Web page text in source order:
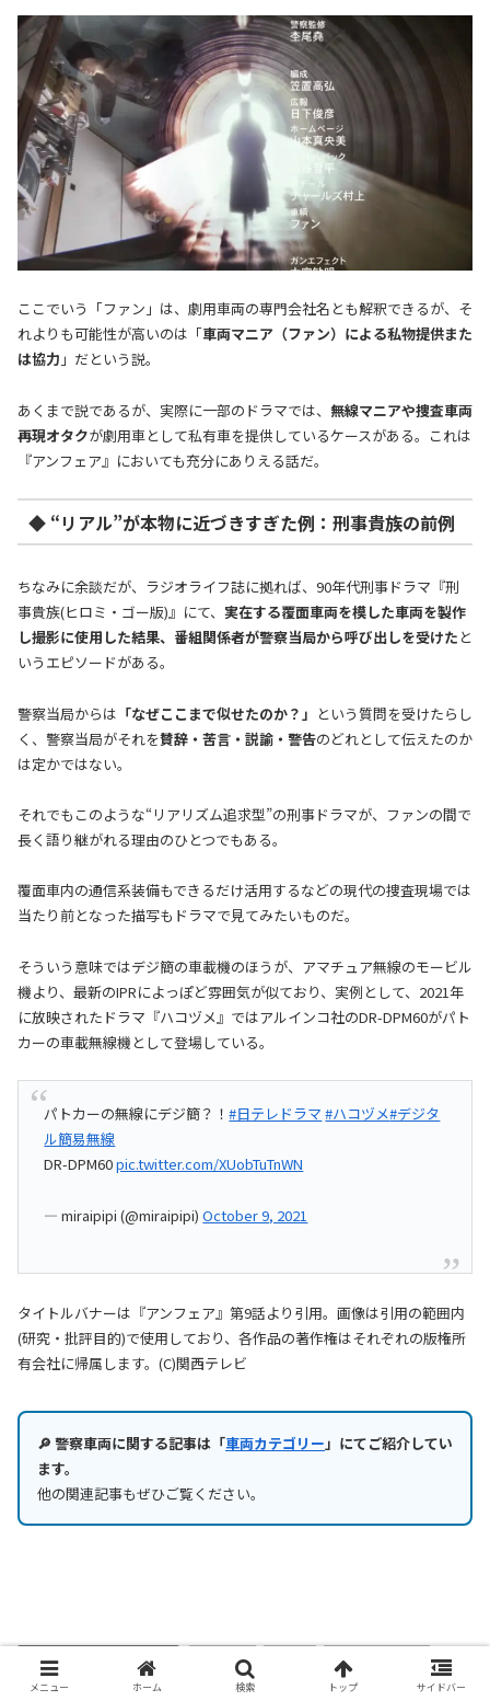
ここでいう「ファン」は、劇用車両の専門会社名とも解釈できるが、そ
れよりも可能性が高いのは「車両マニア（ファン）による私物提供また
は協力 」だという説。
あくまで説であるが、実際に一部のドラマでは、 無線マニアや捜査車両
再現オタクが劇用車として私有車を提供しているケースがある。これは
『アンフェア』においても充分にありえる話だ。
◆ “リアル”が本物に近づきすぎた例：刑事貴族の前例
ちなみに余談だが、ラジオライフ誌に拠れば、90年代刑事ドラマ『刑
事貴族(ヒロミ・ゴー版)』にて、 実在する覆面車両を模した車両を製作
し撮影に使用した結果、番組関係者が警察当局から呼び出しを受けた と
いうエピソードがある。
警察当局からは 「なぜここまで似せたのか？」 という質問を受けたらし
く、警察当局がそれを賛辞・苦言・説諭・警告のどれとして伝えたのか
は定かではない。
それでもこのような“リアリズム追求型”の刑事ドラマが、ファンの間で
長く語り継がれる理由のひとつでもある。
覆面車内の通信系装備もできるだけ活用するなどの現代の捜査現場では
当たり前となった描写もドラマで見てみたいものだ。
そういう意味ではデジ簡の車載機のほうが、アマチュア無線のモービル
機より、最新のIPRによっぽど雰囲気が似ており、実例として、2021年
に放映されたドラマ『ハコヅメ』ではアルインコ社のDR-DPM60がパト
カーの車載無線機として登場している。
パトカーの無線にデジ簡？！#日テレドラマ #ハコヅメ#デジタ
ル簡易無線
DR-DPM60pic.twitter.com/XUobTuTnWN
— miraipipi (@miraipipi)October 9, 2021
タイトルバナーは『アンフェア』第9話より引用。画像は引用の範囲内
(研究・批評目的)で使用しており、各作品の著作権はそれぞれの版権所
有会社に帰属します。(C)関西テレビ
🔎 警察車両に関する記事は「車両カテゴリー 」にてご紹介してい
ます。
他の関連記事もぜひご覧ください。
フィクション作品考察 ドラマ
覆面パトカー
警察無線
メニュー ホーム 検索 トップ サイドバー